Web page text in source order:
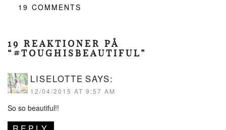
19 COMMENTS
19 REAKTIONER PÅ
“#TOUGHISBEAUTIFUL”
LISELOTTE SAYS:
12/04/2015 AT 9:57 AM
So so beautiful!!